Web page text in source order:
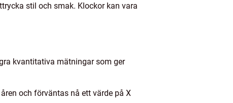
stil och smak. Klockor kan vara
kvantitativa mätningar som ger
och förväntas nå ett värde på X